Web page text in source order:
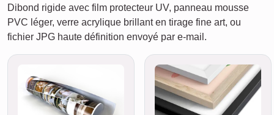
Dibond rigide avec film protecteur UV, panneau mousse
PVC léger, verre acrylique brillant en tirage fine art, ou
fichier JPG haute définition envoyé par e‑mail.